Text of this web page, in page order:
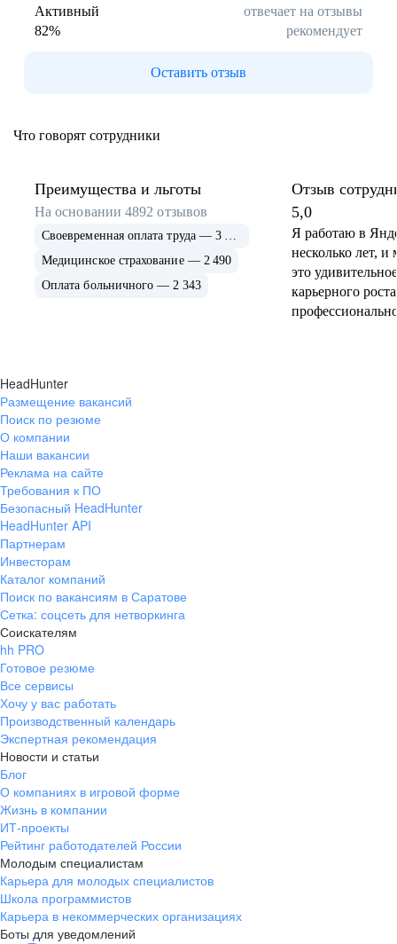
Активный
отвечает на отзывы
82% рекомендует
Оставить отзыв
Что говорят сотрудники
Преимущества и льготы
На основании4892 отзывов
Своевременная оплата труда — 3 240
Медицинское страхование — 2 490
Оплата больничного — 2 343
Отзыв
5,0
Я работаю в
несколько лет, и
это
карьерного
HeadHunter
Размещение вакансий
Поиск по резюме
О компании
Наши вакансии
Реклама на сайте
Требования к ПО
Безопасный HeadHunter
HeadHunter API
Партнерам
Инвесторам
Каталог компаний
Поиск по вакансиям в Саратове
Сетка: соцсеть для нетворкинга
Соискателям
hh PRO
Готовое резюме
Все сервисы
Хочу у вас работать
Производственный календарь
Экспертная рекомендация
Новости и статьи
Блог
О компаниях в игровой форме
Жизнь в компании
ИТ-проекты
Рейтинг работодателей России
Молодым специалистам
Карьера для молодых специалистов
Школа программистов
Карьера в некоммерческих организациях
Боты для уведомлений